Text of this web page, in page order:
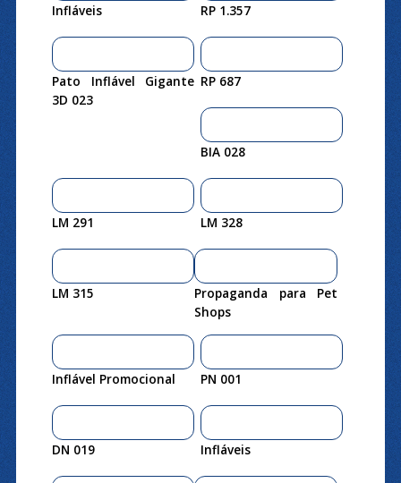
Infláveis RP 1.357
Pato Inflável Gigante
3D 023
RP 687
BIA 028
LM 291 LM 328
LM 315
Propaganda para Pet
Shops
Inflável Promocional PN 001
DN 019 Infláveis